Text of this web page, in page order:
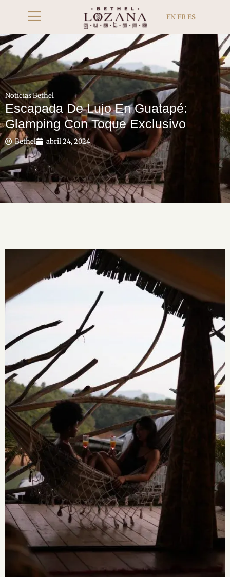
EN FR ES
Noticias Bethel
Escapada De Lujo En Guatapé:
Glamping Con Toque Exclusivo
Bethel abril 24, 2024